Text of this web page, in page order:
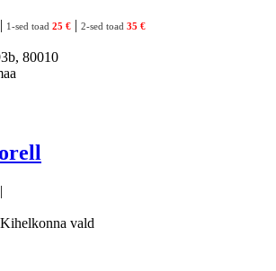
| 1-sed toad 25 € | 2-sed toad 35 €
80010
|
vald